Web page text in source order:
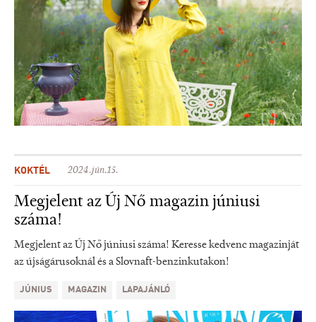
KOKTÉL 2024.jún.15.
Megjelent az Új Nő magazin júniusi
száma!
Megjelent az Új Nő júniusi száma! Keresse kedvenc magazinját
az újságárusoknál és a Slovnaft-benzinkutakon!
JÚNIUS MAGAZIN LAPAJÁNLÓ